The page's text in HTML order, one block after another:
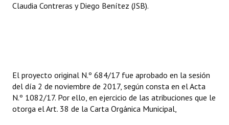
Claudia Contreras y Diego Benítez (JSB).
El proyecto original N.º 684/17 fue aprobado en la sesión
del día 2 de noviembre de 2017, según consta en el Acta
N.º 1082/17. Por ello, en ejercicio de las atribuciones que le
otorga el Art. 38 de la Carta Orgánica Municipal,